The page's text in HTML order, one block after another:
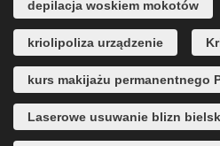
depilacja woskiem mokotów
kriolipoliza urządzenie
kurs makijażu permanentnego
Laserowe usuwanie blizn